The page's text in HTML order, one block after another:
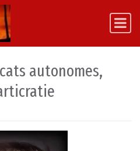
autonomes,